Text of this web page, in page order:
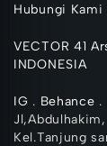
Hubungi Kami
VECTOR 41
INDONESIA
IG . Behance .
Kel.Tanjung